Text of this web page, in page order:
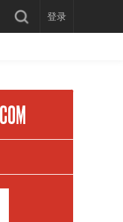
登录